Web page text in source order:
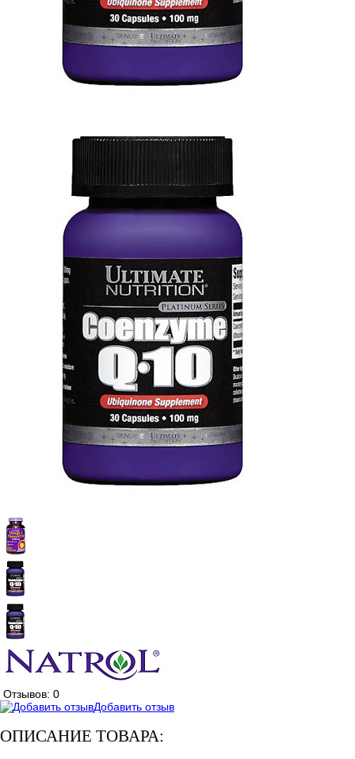
Отзывов: 0
Добавить отзыв
ОПИСАНИЕ ТОВАРА: